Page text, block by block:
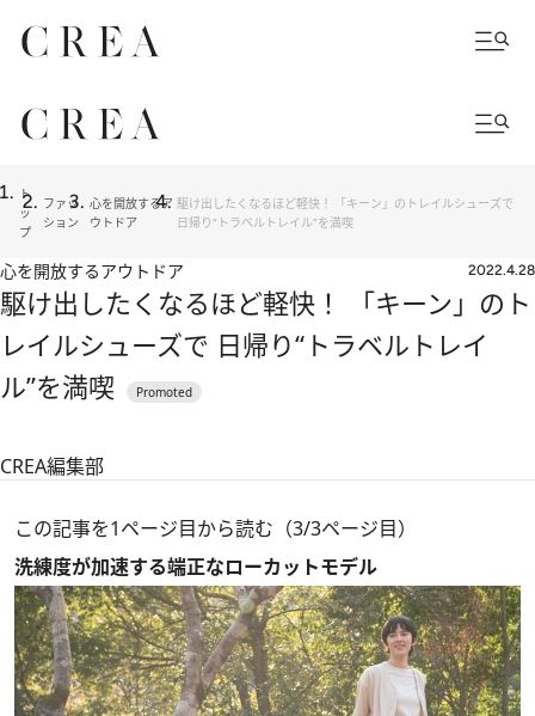
ト
ッ
プ
ファッ
ション
心を開放するア
ウトドア
駆け出したくなるほど軽快！ 「キーン」のトレイルシューズで
日帰り“トラベルトレイル”を満喫
心を開放するアウトドア 2022.4.28
駆け出したくなるほど軽快！ 「キーン」のト
レイルシューズで 日帰り“トラベルトレイ
ル”を満喫
CREA編集部
この記事を1ページ目から読む（3/3ページ目）
洗練度が加速する端正なローカットモデル